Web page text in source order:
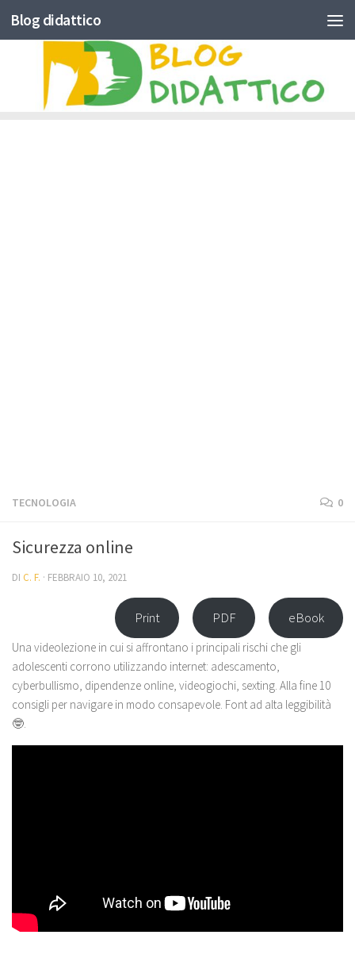
Skip to content
Blog didattico
TECNOLOGIA 0
Sicurezza online
DI C. F. · FEBBRAIO 10, 2021
Print PDF eBook
Una videolezione in cui si affrontano i principali rischi che gli
adolescenti corrono utilizzando internet: adescamento,
cyberbullismo, dipendenze online, videogiochi, sexting. Alla fine 10
consigli per navigare in modo consapevole. Font ad alta leggibilità
🤓.